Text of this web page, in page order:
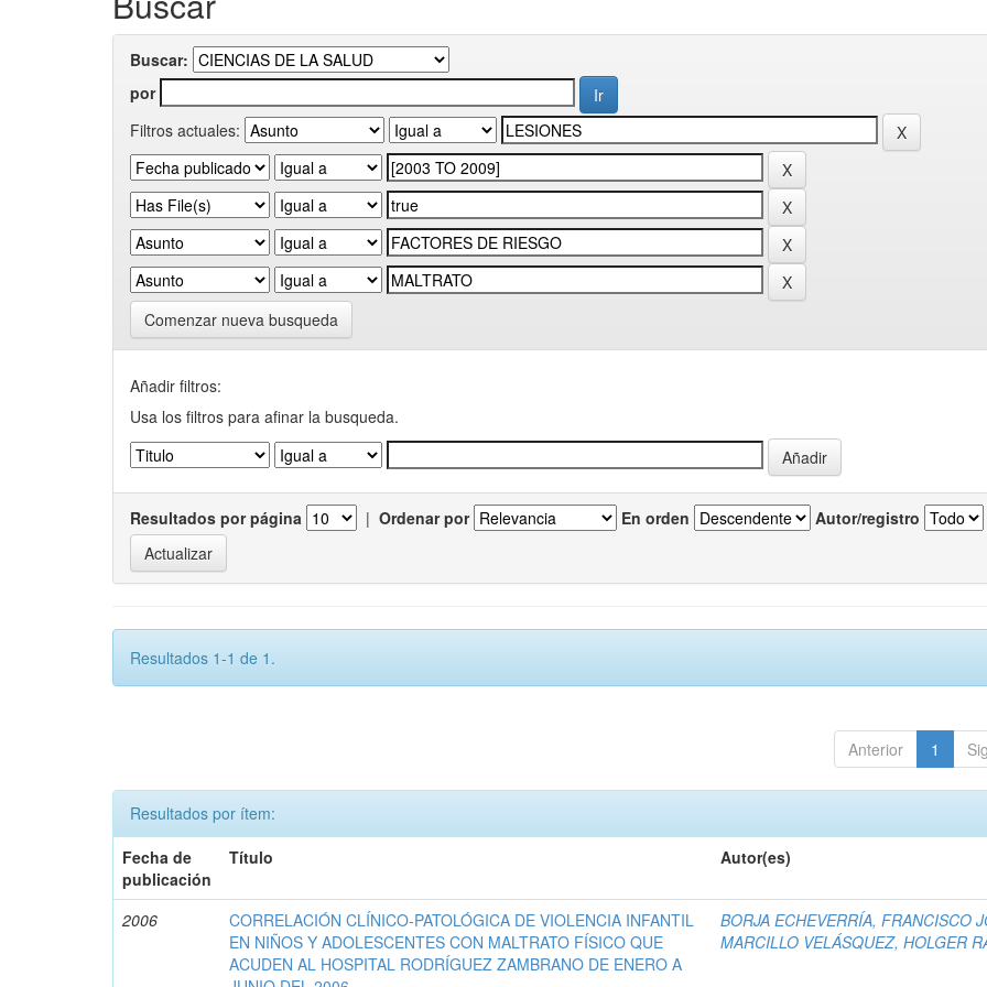
Buscar:
por
Filtros actuales:
Comenzar nueva busqueda
Añadir filtros:
Usa los filtros para afinar la busqueda.
Resultados por página | Ordenar por En orden Autor/registro
Resultados 1-1 de 1.
Anterior 1
Resultados por ítem:
Fecha de
publicación
Título Autor(es)
2006
CORRELACIÓN CLÍNICO-PATOLÓGICA DE VIOLENCIA INFANTIL
EN NIÑOS Y ADOLESCENTES CON MALTRATO FÍSICO QUE
ACUDEN AL HOSPITAL RODRÍGUEZ ZAMBRANO DE ENERO A
BORJA ECHEVERRÍA, FRANCISCO
MARCILLO VELÁSQUEZ, HOLGER